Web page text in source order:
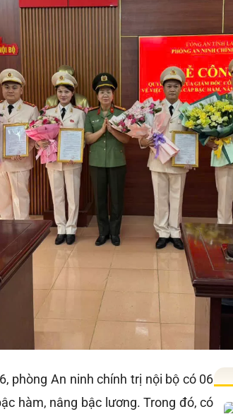
phòng An ninh chính trị nội bộ có 06
hàm, nâng bậc lương. Trong đó, có